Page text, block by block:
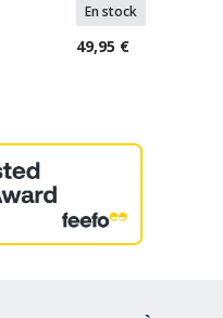
En stock
49,95 €